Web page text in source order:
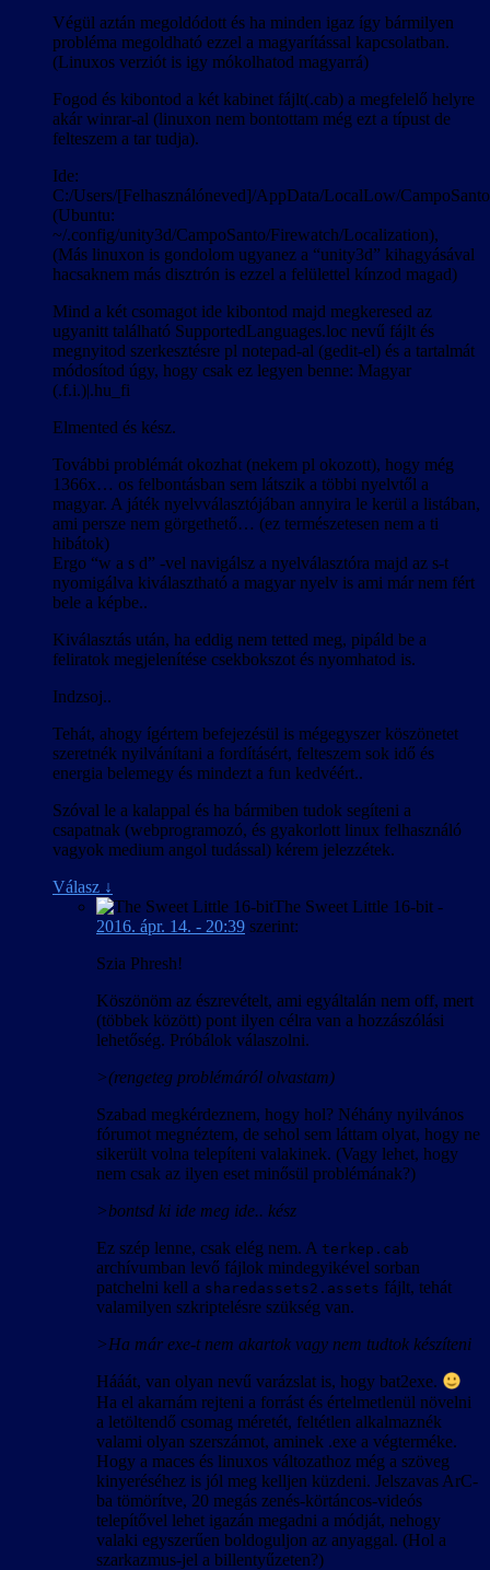
Végül aztán megoldódott és ha minden igaz így bármilyen
probléma megoldható ezzel a magyarítással kapcsolatban.
(Linuxos verziót is igy mókolhatod magyarrá)
Fogod és kibontod a két kabinet fájlt(.cab) a megfelelő helyre
akár winrar-al (linuxon nem bontottam még ezt a típust de
felteszem a tar tudja).
Ide:
C:/Users/[Felhasználóneved]/AppData/LocalLow/
(Ubuntu:
~/.config/unity3d/CampoSanto/Firewatch/Localization),
(Más linuxon is gondolom ugyanez a “unity3d” kihagyásával
hacsaknem más disztrón is ezzel a felülettel kínzod magad)
Mind a két csomagot ide kibontod majd megkeresed az
ugyanitt található SupportedLanguages.loc nevű fájlt és
megnyitod szerkesztésre pl notepad-al (gedit-el) és a tartalmát
módosítod úgy, hogy csak ez legyen benne: Magyar
(.f.i.)|.hu_fi
Elmented és kész.
További problémát okozhat (nekem pl okozott), hogy még
1366x… os felbontásban sem látszik a többi nyelvtől a
magyar. A játék nyelvválasztójában annyira le kerül a listában,
ami persze nem görgethető… (ez természetesen nem a ti
hibátok)
Ergo “w a s d” -vel navigálsz a nyelválasztóra majd az s-t
nyomigálva kiválasztható a magyar nyelv is ami már nem fért
bele a képbe..
Kiválasztás után, ha eddig nem tetted meg, pipáld be a
feliratok megjelenítése csekbokszot és nyomhatod is.
Indzsoj..
Tehát, ahogy ígértem befejezésül is mégegyszer köszönetet
szeretnék nyilvánítani a fordításért, felteszem sok idő és
energia belemegy és mindezt a fun kedvéért..
Szóval le a kalappal és ha bármiben tudok segíteni a
csapatnak (webprogramozó, és gyakorlott linux felhasználó
vagyok medium angol tudással) kérem jelezzétek.
Válasz ↓
The Sweet Little 16-bit -
2016. ápr. 14. - 20:39 szerint:
Szia Phresh!
Köszönöm az észrevételt, ami egyáltalán nem off, mert
(többek között) pont ilyen célra van a hozzászólási
lehetőség. Próbálok válaszolni.
>(rengeteg problémáról olvastam)
Szabad megkérdeznem, hogy hol? Néhány nyilvános
fórumot megnéztem, de sehol sem láttam olyat, hogy ne
sikerült volna telepíteni valakinek. (Vagy lehet, hogy
nem csak az ilyen eset minősül problémának?)
>bontsd ki ide meg ide.. kész
Ez szép lenne, csak elég nem. A terkep.cab
archívumban levő fájlok mindegyikével sorban
patchelni kell a sharedassets2.assets fájlt, tehát
valamilyen szkriptelésre szükség van.
>Ha már exe-t nem akartok vagy nem tudtok készíteni
Hááát, van olyan nevű varázslat is, hogy bat2exe.
Ha el akarnám rejteni a forrást és értelmetlenül növelni
a letöltendő csomag méretét, feltétlen alkalmaznék
valami olyan szerszámot, aminek .exe a végterméke.
Hogy a maces és linuxos változathoz még a szöveg
kinyeréséhez is jól meg kelljen küzdeni. Jelszavas ArC-
ba tömörítve, 20 megás zenés-körtáncos-videós
telepítővel lehet igazán megadni a módját, nehogy
valaki egyszerűen boldoguljon az anyaggal. (Hol a
szarkazmus-jel a billentyűzeten?)